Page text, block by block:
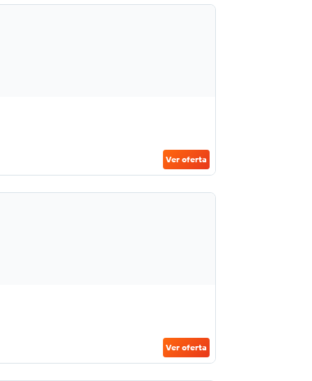
Ver oferta
Ver oferta